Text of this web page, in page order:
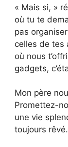
« Mais si, »
où tu te
pas
celles de tes
où nous
gadgets,
Mon père
Promettez-
une vie
toujours